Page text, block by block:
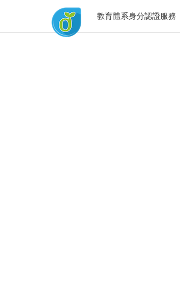
教育體系身分認證服務